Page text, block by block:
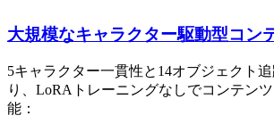
大規模なキャラクター駆動型コン
5キャラクター一貫性と14オブジェクト
り、LoRAトレーニングなしでコンテン
能：